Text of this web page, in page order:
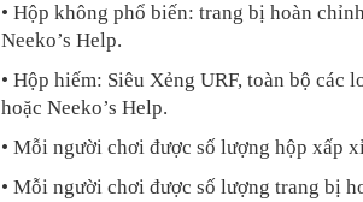
• Hộp không phổ biến: trang bị hoàn
Neeko’s Help.
• Hộp hiếm: Siêu Xẻng URF, toàn bộ các
hoặc Neeko’s Help.
• Mỗi người chơi được số lượng hộp xấp
• Mỗi người chơi được số lượng trang bị